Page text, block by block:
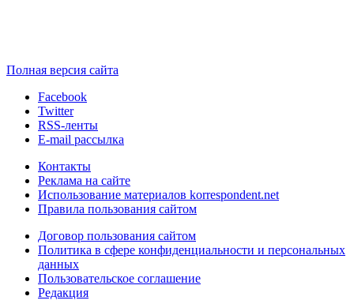
Полная версия сайта
Facebook
Twitter
RSS-ленты
E-mail рассылка
Контакты
Реклама на сайте
Использование материалов korrespondent.net
Правила пользования сайтом
Договор пользования сайтом
Политика в сфере конфиденциальности и персональных
данных
Пользовательское соглашение
Редакция